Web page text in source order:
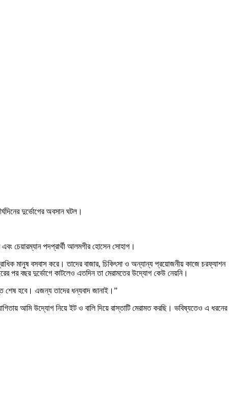
দুর্ভোগের অবসান ঘটল।
চেয়ারম্যান পদপ্রার্থী আলমগীর হোসেন সোহাগ।
মানুষ বসবাস করে। তাদের বাজার, চিকিৎসা ও অন্যান্য প্রয়োজনীয় কাজে চরফ্যাশন
পর বছর দুর্ভোগে কাটলেও এতদিন তা মেরামতের উদ্যোগ কেউ নেয়নি।
শেষ হবে। এজন্য তাদের ধন্যবাদ জানাই।”
আমি উদ্যোগ নিয়ে ইট ও বালি দিয়ে রাস্তাটি মেরামত করছি। ভবিষ্যতেও এ ধরনের